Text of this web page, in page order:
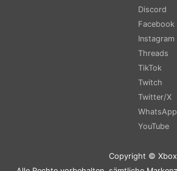
Discord
Facebook
Instagram
Threads
TikTok
Twitch
Twitter/X
WhatsApp
YouTube
Copyright ©